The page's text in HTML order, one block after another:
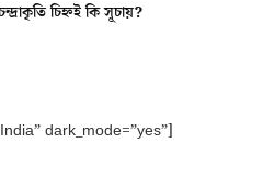
চিহ্নই কি সূচায়?
dark_mode=”yes”]